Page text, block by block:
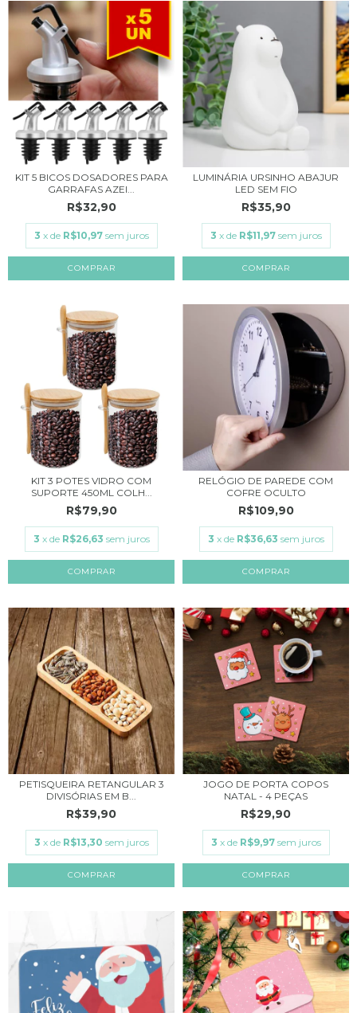
KIT 5 BICOS DOSADORES PARA
GARRAFAS AZEI...
R$32,90
3 x de R$10,97 sem juros
LUMINÁRIA URSINHO ABAJUR
LED SEM FIO
R$35,90
3 x de R$11,97 sem juros
KIT 3 POTES VIDRO COM
SUPORTE 450ML COLH...
R$79,90
3 x de R$26,63 sem juros
RELÓGIO DE PAREDE COM
COFRE OCULTO
R$109,90
3 x de R$36,63 sem juros
PETISQUEIRA RETANGULAR 3
DIVISÓRIAS EM B...
R$39,90
3 x de R$13,30 sem juros
JOGO DE PORTA COPOS
NATAL - 4 PEÇAS
R$29,90
3 x de R$9,97 sem juros